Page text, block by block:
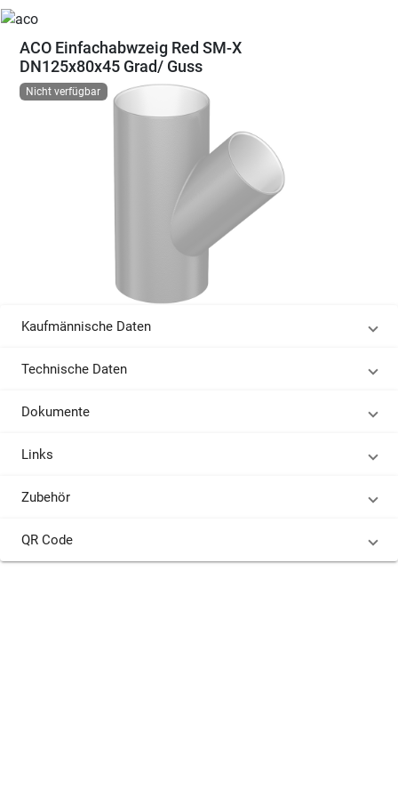
ACO Einfachabwzeig Red SM-X
DN125x80x45 Grad/ Guss
Nicht verfügbar
Kaufmännische Daten
Technische Daten
Dokumente
Links
Zubehör
QR Code